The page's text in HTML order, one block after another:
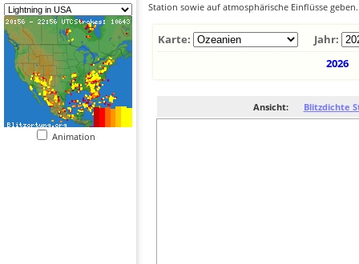
Animation
Station sowie auf atmosphärische Einflüsse geben.
Karte:
Jahr:
2026
Ansicht: Blitzdichte